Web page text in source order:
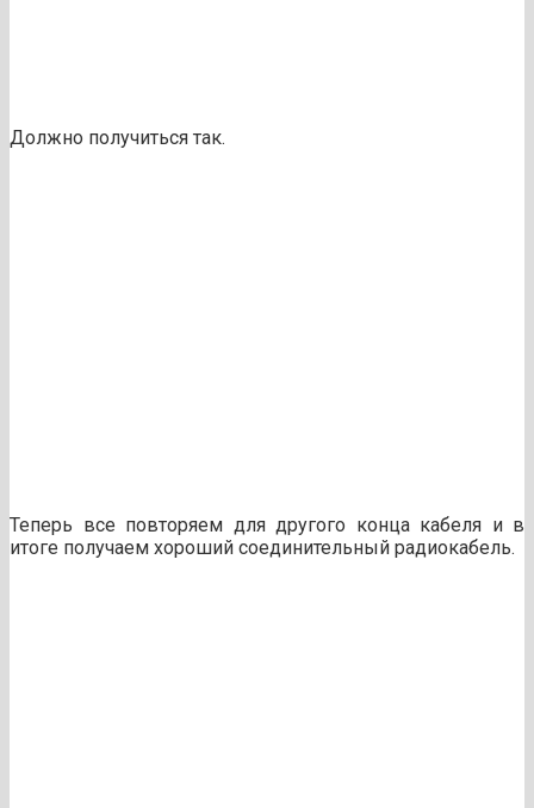
Должно получиться так.
Теперь все повторяем для другого конца кабеля и в
итоге получаем хороший соединительный радиокабель.